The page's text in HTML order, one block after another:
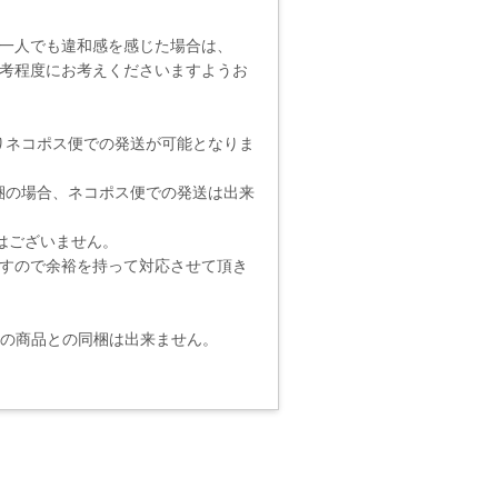
人でも違和感を感じた場合は、
程度にお考えくださいますようお
コポス便での発送が可能となりま
場合、ネコポス便での発送は出来
ざいません。
ので余裕を持って対応させて頂き
品との同梱は出来ません。